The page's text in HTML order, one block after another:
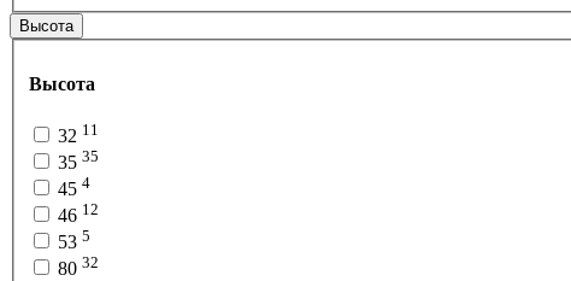
Высота
Высота
32 11
35 35
45 4
46 12
53 5
80 32